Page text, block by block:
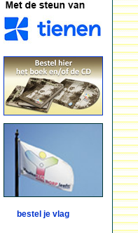
bestel je vlag